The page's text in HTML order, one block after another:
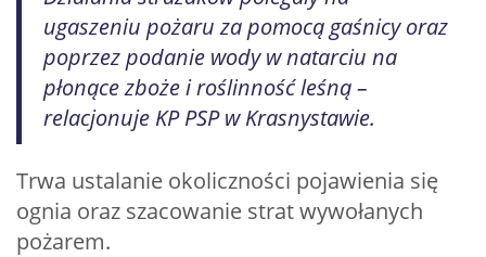
ugaszeniu pożaru za pomocą gaśnicy oraz
poprzez podanie wody w natarciu na
płonące zboże i roślinność leśną –
relacjonuje KP PSP w Krasnystawie.
Trwa ustalanie okoliczności pojawienia się
ognia oraz szacowanie strat wywołanych
pożarem.